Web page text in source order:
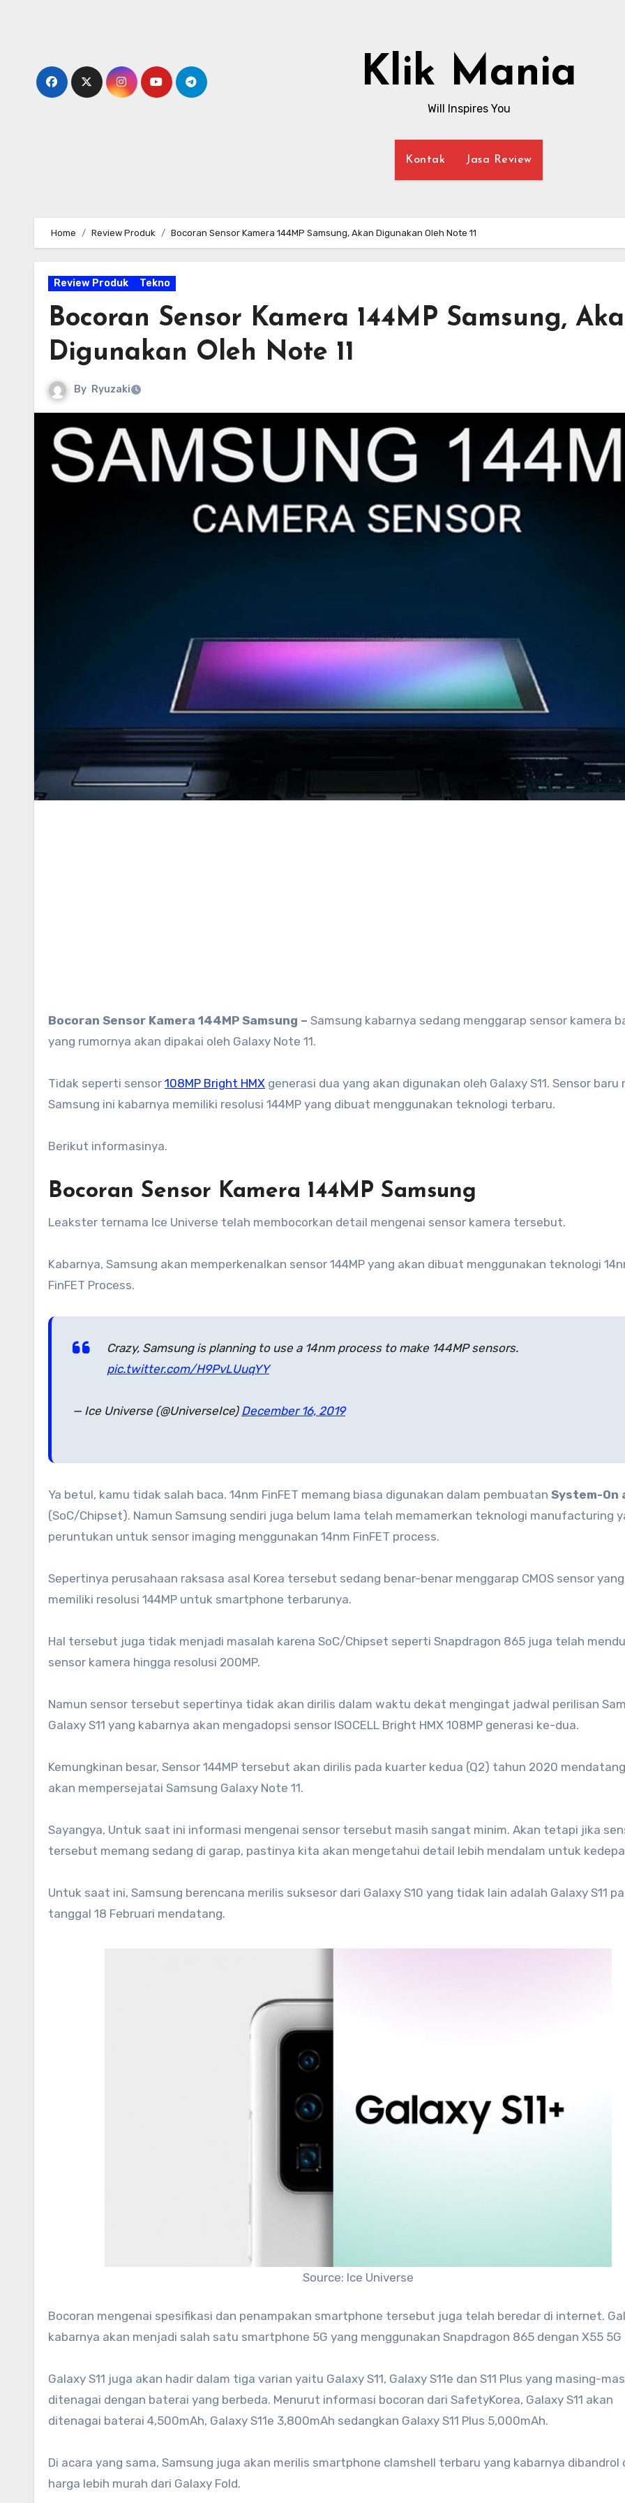
Klik Mania
Will Inspires You
Kontak Jasa Review
Home Review Produk Bocoran Sensor Kamera 144MP Samsung, Akan Digunakan Oleh Note 11
Review Produk Tekno
Bocoran Sensor Kamera 144MP Samsung,
Digunakan Oleh Note 11
By Ryuzaki
Bocoran Sensor Kamera 144MP Samsung – Samsung kabarnya sedang menggarap sensor kamera
yang rumornya akan dipakai oleh Galaxy Note 11.
Tidak seperti sensor 108MP Bright HMX generasi dua yang akan digunakan oleh Galaxy S11. Sensor baru
Samsung ini kabarnya memiliki resolusi 144MP yang dibuat menggunakan teknologi terbaru.
Berikut informasinya.
Bocoran Sensor Kamera 144MP Samsung
Leakster ternama Ice Universe telah membocorkan detail mengenai sensor kamera tersebut.
Kabarnya, Samsung akan memperkenalkan sensor 144MP yang akan dibuat menggunakan teknologi
FinFET Process.
Crazy, Samsung is planning to use a 14nm process to make 144MP sensors.
pic.twitter.com/H9PvLUuqYY
— Ice Universe (@UniverseIce) December 16, 2019
Ya betul, kamu tidak salah baca. 14nm FinFET memang biasa digunakan dalam pembuatan System-On
(SoC/Chipset). Namun Samsung sendiri juga belum lama telah memamerkan teknologi manufacturing
peruntukan untuk sensor imaging menggunakan 14nm FinFET process.
Sepertinya perusahaan raksasa asal Korea tersebut sedang benar-benar menggarap CMOS sensor yang
memiliki resolusi 144MP untuk smartphone terbarunya.
Hal tersebut juga tidak menjadi masalah karena SoC/Chipset seperti Snapdragon 865 juga telah
sensor kamera hingga resolusi 200MP.
Namun sensor tersebut sepertinya tidak akan dirilis dalam waktu dekat mengingat jadwal perilisan
Galaxy S11 yang kabarnya akan mengadopsi sensor ISOCELL Bright HMX 108MP generasi ke-dua.
Kemungkinan besar, Sensor 144MP tersebut akan dirilis pada kuarter kedua (Q2) tahun 2020
akan mempersejatai Samsung Galaxy Note 11.
Sayangya, Untuk saat ini informasi mengenai sensor tersebut masih sangat minim. Akan tetapi jika
tersebut memang sedang di garap, pastinya kita akan mengetahui detail lebih mendalam untuk
Untuk saat ini, Samsung berencana merilis suksesor dari Galaxy S10 yang tidak lain adalah Galaxy S11
tanggal 18 Februari mendatang.
Source: Ice Universe
Bocoran mengenai spesifikasi dan penampakan smartphone tersebut juga telah beredar di internet.
kabarnya akan menjadi salah satu smartphone 5G yang menggunakan Snapdragon 865 dengan X55 5G
Galaxy S11 juga akan hadir dalam tiga varian yaitu Galaxy S11, Galaxy S11e dan S11 Plus yang masing-
ditenagai dengan baterai yang berbeda. Menurut informasi bocoran dari SafetyKorea, Galaxy S11 akan
ditenagai baterai 4,500mAh, Galaxy S11e 3,800mAh sedangkan Galaxy S11 Plus 5,000mAh.
Di acara yang sama, Samsung juga akan merilis smartphone clamshell terbaru yang kabarnya dibandrol
harga lebih murah dari Galaxy Fold.